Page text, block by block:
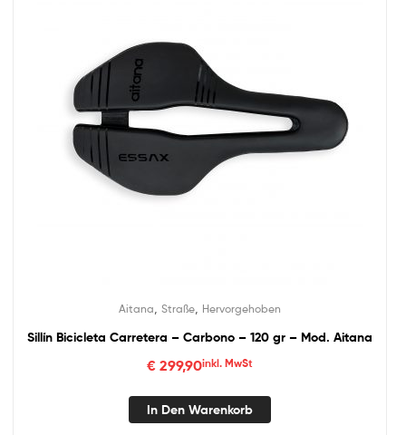
Aitana Straße Hervorgehoben
Sillín Bicicleta Carretera – Carbono – 120 gr – Mod. Aitana
€ 299,90inkl. MwSt
In Den Warenkorb